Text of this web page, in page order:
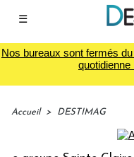
☰
Nos bureaux sont fermés
quotidienne
Accueil > DESTIMAG